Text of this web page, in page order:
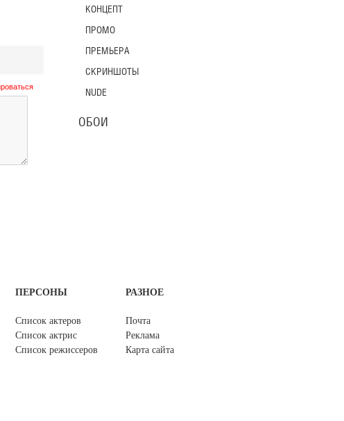
КОНЦЕПТ
ПРОМО
ПРЕМЬЕРА
СКРИНШОТЫ
NUDE
ОБОИ
ПЕРСОНЫ
Список актеров
Список актрис
Список режиссеров
РАЗНОЕ
Почта
Реклама
Карта сайта